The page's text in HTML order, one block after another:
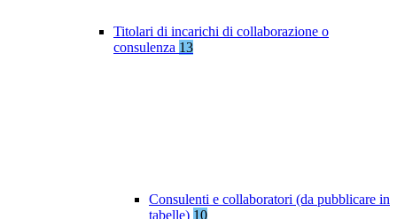
Titolari di incarichi di collaborazione o
consulenza 13
Consulenti e collaboratori (da pubblicare in
tabelle) 10